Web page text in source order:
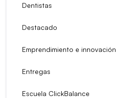
Dentistas
Destacado
Emprendimiento e innovación
Entregas
Escuela ClickBalance